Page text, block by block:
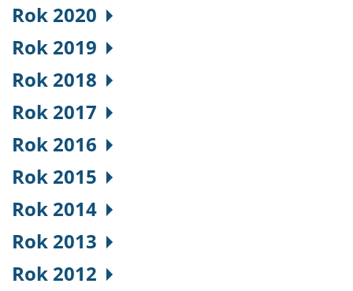
Rok 2020
Rok 2019
Rok 2018
Rok 2017
Rok 2016
Rok 2015
Rok 2014
Rok 2013
Rok 2012